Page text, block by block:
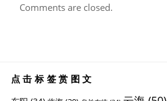
Comments are closed.
点击标签赏图文